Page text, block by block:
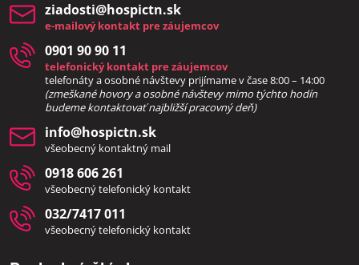
ziadosti​@hospictn​.sk
e-mailový kontakt pre záujemcov
0901 90 90 11
telefonický kontakt pre záujemcov
telefonáty a osobné návštevy prijímame v čase 8:00 – 14:00
(zmeškané hovory a osobné návštevy mimo týchto hodín
budeme kontaktovať najbližší pracovný deň)
info​@hospictn​.sk
všeobecný kontaktný mail
0918 606 261
všeobecný telefonický kontakt
032/7417 011
všeobecný telefonický kontakt